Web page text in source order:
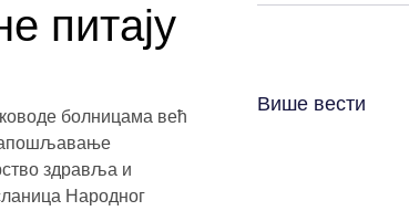
питају
болницама већ
запошљавање
здравља и
Народног
Више вести